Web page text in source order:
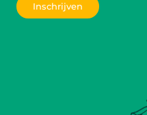
Inschrijven